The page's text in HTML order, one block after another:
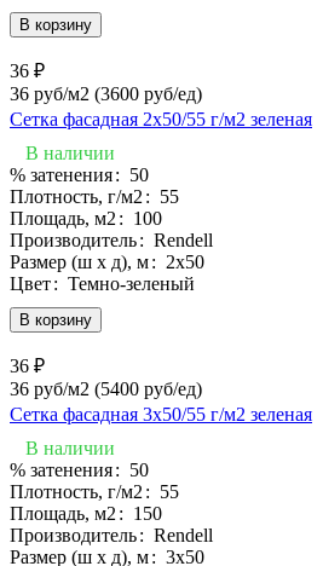
В корзину
36 ₽
36 руб/м2 (3600 руб/eд)
Сетка фасадная 2х50/55 г/м2 зеленая
В наличии
В корзину
% затенения: 50
Плотность, г/м2: 55
Площадь, м2: 100
Производитель: Rendell
Размер (ш х д), м: 2х50
Цвет: Темно-зеленый
36 ₽
36 руб/м2 (5400 руб/eд)
Сетка фасадная 3х50/55 г/м2 зеленая
В наличии
% затенения: 50
Плотность, г/м2: 55
Площадь, м2: 150
Производитель: Rendell
Размер (ш х д), м: 3х50